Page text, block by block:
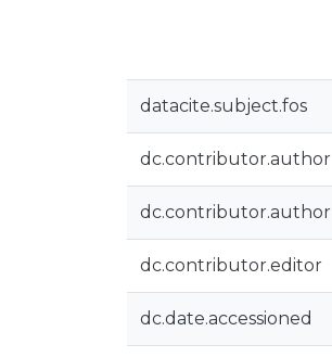
datacite.subject.fos
dc.contributor.author
dc.contributor.author
dc.contributor.editor
dc.date.accessioned